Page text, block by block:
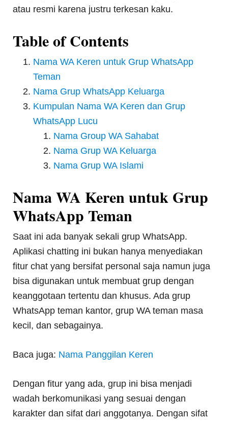
atau resmi karena justru terkesan kaku.
Table of Contents
Nama WA Keren untuk Grup WhatsApp
Teman
Nama Grup WhatsApp Keluarga
Kumpulan Nama WA Keren dan Grup
WhatsApp Lucu
Nama Group WA Sahabat
Nama Grup WA Keluarga
Nama Grup WA Islami
Nama WA Keren untuk Grup
WhatsApp Teman
Saat ini ada banyak sekali grup WhatsApp.
Aplikasi chatting ini bukan hanya menyediakan
fitur chat yang bersifat personal saja namun juga
bisa digunakan untuk membuat grup dengan
keanggotaan tertentu dan khusus. Ada grup
WhatsApp teman kantor, grup WA teman masa
kecil, dan sebagainya.
Baca juga: Nama Panggilan Keren
Dengan fitur yang ada, grup ini bisa menjadi
wadah berkomunikasi yang sesuai dengan
karakter dan sifat dari anggotanya. Dengan sifat